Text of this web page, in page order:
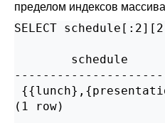
пределом индексов
SELECT
        schedule
(1 row)